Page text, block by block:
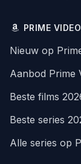
PRIME VIDEO
Nieuw op
Aanbod Prime
Beste films
Beste series
Alle series op